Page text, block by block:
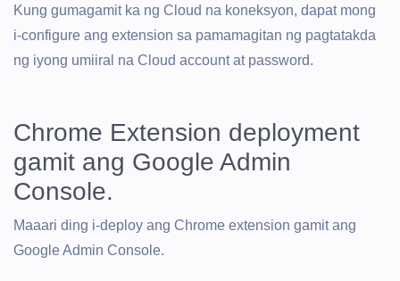
Kung gumagamit ka ng Cloud na koneksyon, dapat mong
i-configure ang extension sa pamamagitan ng pagtatakda
ng iyong umiiral na Cloud account at password.
Chrome Extension deployment
gamit ang Google Admin
Console.
Maaari ding i-deploy ang Chrome extension gamit ang
Google Admin Console.